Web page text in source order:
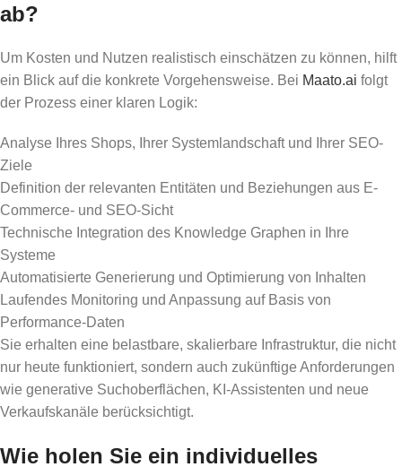
ab?
Um Kosten und Nutzen realistisch einschätzen zu können, hilft
ein Blick auf die konkrete Vorgehensweise. Bei Maato.ai folgt
der Prozess einer klaren Logik:
Analyse Ihres Shops, Ihrer Systemlandschaft und Ihrer SEO-
Ziele
Definition der relevanten Entitäten und Beziehungen aus E-
Commerce- und SEO-Sicht
Technische Integration des Knowledge Graphen in Ihre
Systeme
Automatisierte Generierung und Optimierung von Inhalten
Laufendes Monitoring und Anpassung auf Basis von
Performance-Daten
Sie erhalten eine belastbare, skalierbare Infrastruktur, die nicht
nur heute funktioniert, sondern auch zukünftige Anforderungen
wie generative Suchoberflächen, KI-Assistenten und neue
Verkaufskanäle berücksichtigt.
Wie holen Sie ein individuelles